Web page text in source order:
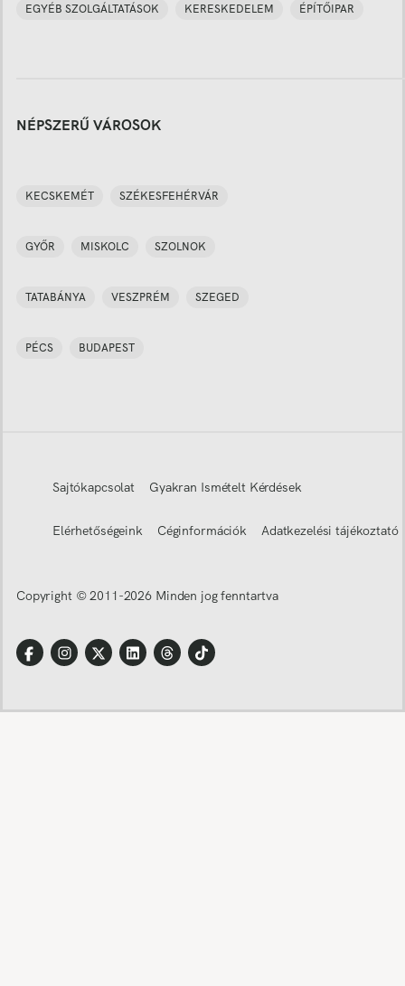
EGYÉB SZOLGÁLTATÁSOK KERESKEDELEM ÉPÍTŐIPAR
NÉPSZERŰ VÁROSOK
KECSKEMÉT SZÉKESFEHÉRVÁR
GYŐR MISKOLC SZOLNOK
TATABÁNYA VESZPRÉM SZEGED
PÉCS BUDAPEST
Sajtókapcsolat Gyakran Ismételt Kérdések
Elérhetőségeink Céginformációk Adatkezelési tájékoztató
Copyright © 2011-2026 Minden jog fenntartva